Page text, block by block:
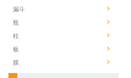
漏斗
瓶
柱
板
膜